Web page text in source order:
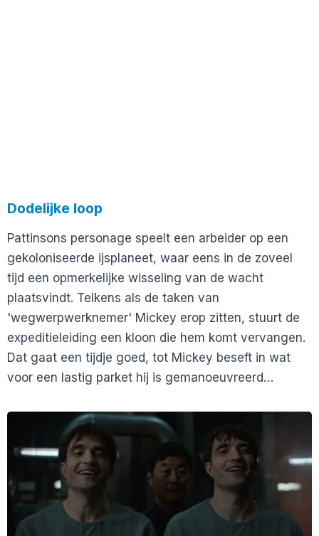
Dodelijke loop
Pattinsons personage speelt een arbeider op een
gekoloniseerde ijsplaneet, waar eens in de zoveel
tijd een opmerkelijke wisseling van de wacht
plaatsvindt. Telkens als de taken van
'wegwerpwerknemer' Mickey erop zitten, stuurt de
expeditieleiding een kloon die hem komt vervangen.
Dat gaat een tijdje goed, tot Mickey beseft in wat
voor een lastig parket hij is gemanoeuvreerd…